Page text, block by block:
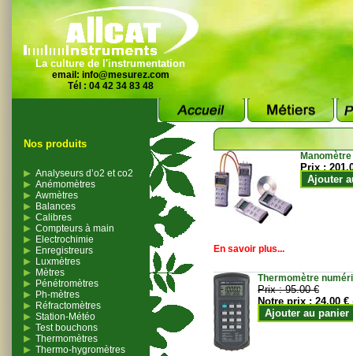
La culture de l'instrumentation
email: info@mesurez.com
Tél : 04 42 34 83 48
Nos produits
Analyseurs d’o2 et co2
Anémomètres
Awmètres
Balances
Calibres
Compteurs à main
Electrochimie
Enregistreurs
Luxmètres
Mètres
Pénétromètres
Ph-mètres
Réfractomètres
Station-Météo
Test bouchons
Thermomètres
Thermo-hygromètres
Prix :
Ajouter
En savoir plus...
Thermomètre
Prix :95.00 €
Notre prix :24.00 €
Ajouter au panier